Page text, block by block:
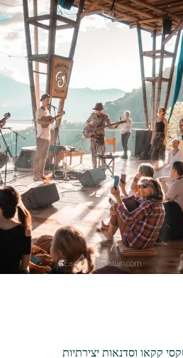
קקאו וסדנאות יצירתיות